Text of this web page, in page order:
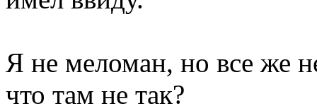
Я не меломан, но все же
что там не так?